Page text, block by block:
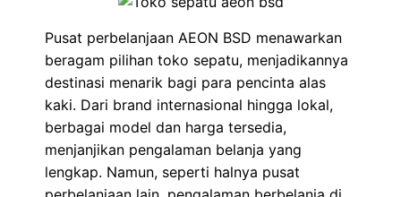
Pusat perbelanjaan AEON BSD menawarkan
beragam pilihan toko sepatu, menjadikannya
destinasi menarik bagi para pencinta alas
kaki. Dari brand internasional hingga lokal,
berbagai model dan harga tersedia,
menjanjikan pengalaman belanja yang
lengkap. Namun, seperti halnya pusat